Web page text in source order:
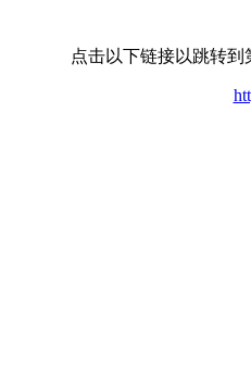
点击以下链接以跳转